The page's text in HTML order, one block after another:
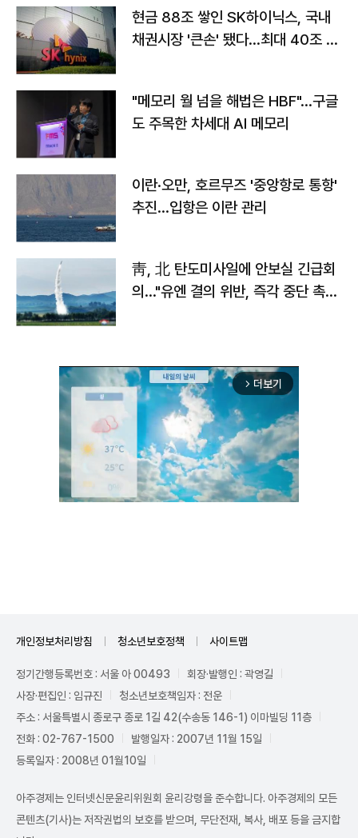
현금 88조 쌓인 SK하이닉스, 국내
채권시장 '큰손' 됐다…최대 40조 투
"메모리 월 넘을 해법은 HBF"…구글
도 주목한 차세대 AI 메모리
이란·오만, 호르무즈 '중앙항로 통항'
추진…입항은 이란 관리
靑, 北 탄도미사일에 안보실 긴급회
의…"유엔 결의 위반, 즉각 중단 촉
arrow_forward_ios 더보기
개인정보처리방침 청소년보호정책 사이트맵
정기간행등록번호 : 서울 아 00493
회장·발행인 : 곽영길
사장·편집인 : 임규진
청소년보호책임자 : 전운
주소 : 서울특별시 종로구 종로 1길 42(수송동 146-1) 이마빌딩 11층
전화 : 02-767-1500
발행일자 : 2007년 11월 15일
등록일자 : 2008년 01월10일
아주경제는 인터넷신문윤리위원회 윤리강령을 준수합니다. 아주경제의 모든
콘텐츠(기사)는 저작권법의 보호를 받으며, 무단전재, 복사, 배포 등을 금지합